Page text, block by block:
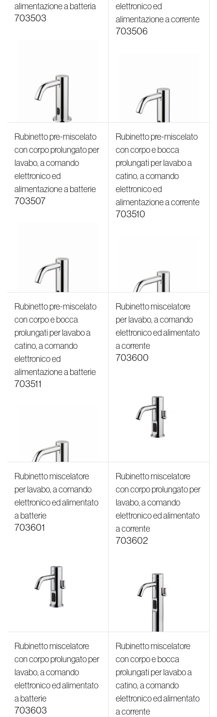
alimentazione a batteria
703503
elettronico ed
alimentazione a corrente
703506
Rubinetto pre-miscelato
con corpo prolungato per
lavabo, a comando
elettronico ed
alimentazione a batterie
703507
Rubinetto pre-miscelato
con corpo e bocca
prolungati per lavabo a
catino, a comando
elettronico ed
alimentazione a corrente
703510
Rubinetto pre-miscelato
con corpo e bocca
prolungati per lavabo a
catino, a comando
elettronico ed
alimentazione a batterie
703511
Rubinetto miscelatore
per lavabo, a comando
elettronico ed alimentato
a corrente
703600
Rubinetto miscelatore
per lavabo, a comando
elettronico ed alimentato
a batterie
703601
Rubinetto miscelatore
con corpo prolungato per
lavabo, a comando
elettronico ed alimentato
a corrente
703602
Rubinetto miscelatore
con corpo prolungato per
lavabo, a comando
elettronico ed alimentato
a batterie
703603
Rubinetto miscelatore
con corpo e bocca
prolungati per lavabo a
catino, a comando
elettronico ed alimentato
a corrente